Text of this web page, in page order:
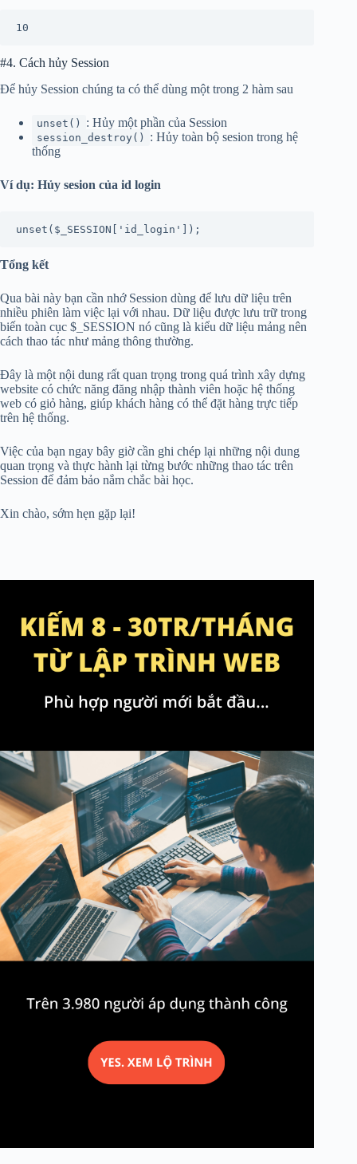
10
#4. Cách hủy Session
Để hủy Session chúng ta có thể dùng một trong 2 hàm sau
unset() : Hủy một phần của Session
session_destroy()
: Hủy toàn bộ sesion trong hệ
thống
Ví dụ: Hủy sesion của id login
unset($_SESSION['id_login']);
Tổng kết
Qua bài này bạn cần nhớ Session dùng để lưu dữ liệu trên
nhiều phiên làm việc lại với nhau. Dữ liệu được lưu trữ trong
biến toàn cục $_SESSION nó cũng là kiểu dữ liệu mảng nên
cách thao tác như mảng thông thường.
Đây là một nội dung rất quan trọng trong quá trình xây dựng
website có chức năng đăng nhập thành viên hoặc hệ thống
web có giỏ hàng, giúp khách hàng có thể đặt hàng trực tiếp
trên hệ thống.
Việc của bạn ngay bây giờ cần ghi chép lại những nội dung
quan trọng và thực hành lại từng bước những thao tác trên
Session để đảm bảo nắm chắc bài học.
Xin chào, sớm hẹn gặp lại!